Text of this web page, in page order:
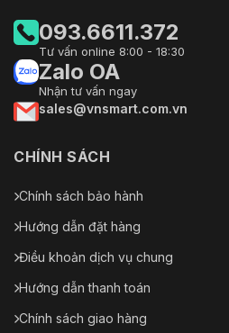
093.6611.372
Tư vấn online 8:00 - 18:30
Zalo OA
Nhận tư vấn ngay
sales@vnsmart.com.vn
CHÍNH SÁCH
Chính sách bảo hành
Hướng dẫn đặt hàng
Điều khoản dịch vụ chung
Hướng dẫn thanh toán
Chính sách giao hàng